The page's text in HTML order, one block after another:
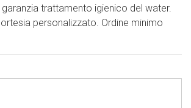
trattamento igienico del water.
personalizzato. Ordine minimo